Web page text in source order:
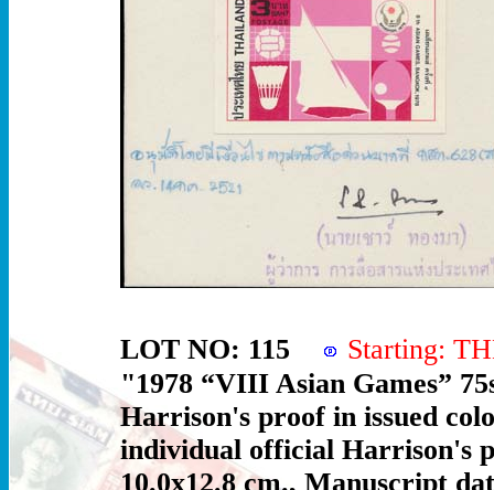
LOT NO: 115
Starting:
"1978 “VIII Asian Games”
Harrison's proof in issued
individual official Harrison's
10.0x12.8 cm., Manuscript